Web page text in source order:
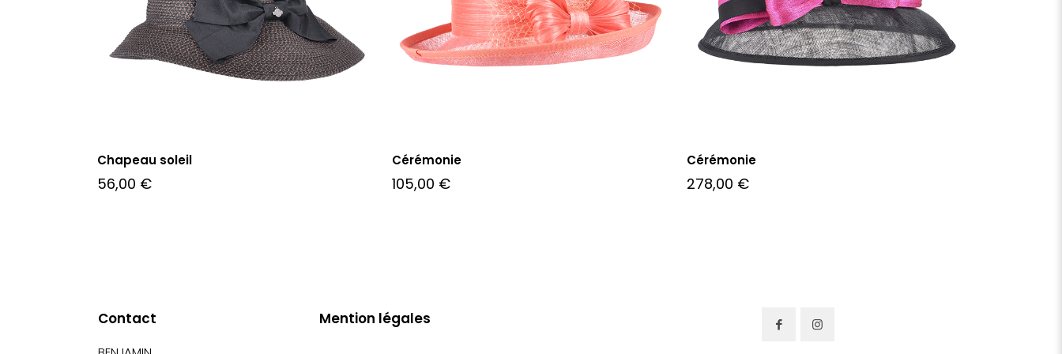
Chapeau soleil
56,00 €
Cérémonie
105,00 €
Cérémonie
278,00 €
Contact Mention légales